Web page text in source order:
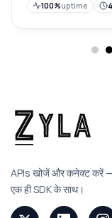
100%uptime
APIs खोजें और कनेक्ट करें —
एक ही SDK के साथ।